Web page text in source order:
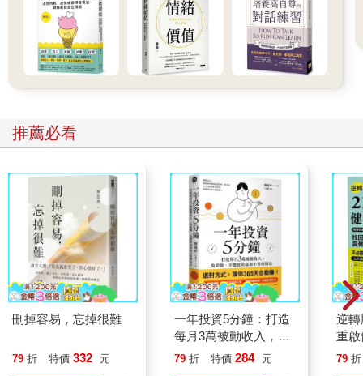
3.有理未必就能走遍天下
在會議上發言，切不可以為有理就能走遍天下。要知道，在開會
這種場合，用什麼樣的方式表達才是最重要的。別人發言時，就
算你再反對、再想辯駁，表面上也要保持冷靜、不動聲色。
在會議開始前或會議結束後，大家都會處於相對放鬆的狀態，這
時恰好是你和平時不常接觸的老闆或同事交談的大好機會，所
以，這種時候要盡量避免和熟人在一起閒聊。
相對無語？就引導他聊聊自己
鼓勵對方談論他們自己，這是讓對方喜歡你的方式之一。
卡內基在《人性的弱點》（How to Win Friends and Influence
People）中說過：「鼓勵對方談論他們自己，這是讓對方喜歡你
的方式之一。」讓對方說出他想說的事，對方自然會心情愉悅。
更重要的是，當對方感受到你是真心願意聽他說話時，便會感到
滿足，然後才會有餘力聽你說話。那麼，和家人、朋友相處時，
比如，可以聊聊和對方生活有關的問題，但是千萬不要像個記者
推薦必看
刪掉容易，忘掉很難
79 折 特價 332 元
一年投資5分鐘：打造
每月3萬被動收入，免
看盤、不選股的最強小
79 折 特價 284 元
逆轉
重
糖
79 折